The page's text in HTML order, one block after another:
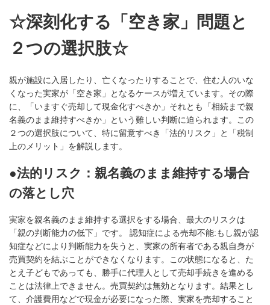
☆深刻化する「空き家」問題と
２つの選択肢☆
親が施設に入居したり、亡くなったりすることで、住む人のいな
くなった実家が「空き家」となるケースが増えています。 その際
に、「いますぐ売却して現金化すべきか」それとも「相続まで親
名義のまま維持すべきか」という難しい判断に迫られます。
この
２つの選択肢について、特に留意すべき「法的リスク」と「税制
上のメリット」を解説します。
●法的リスク：親名義のまま維持する場合
の落とし穴
実家を親名義のまま維持する選択をする場合、最大のリスクは
「親の判断能力の低下」です。 認知症による売却不能:もし親が認
知症などにより判断能力を失うと、実家の所有者である親自身が
売買契約を結ぶことができなくなります。この状態になると、た
とえ子どもであっても、勝手に代理人として売却手続きを進める
ことは法律上できません。売買契約は無効となります。結果とし
て、介護費用などで現金が必要になった際、実家を売却すること